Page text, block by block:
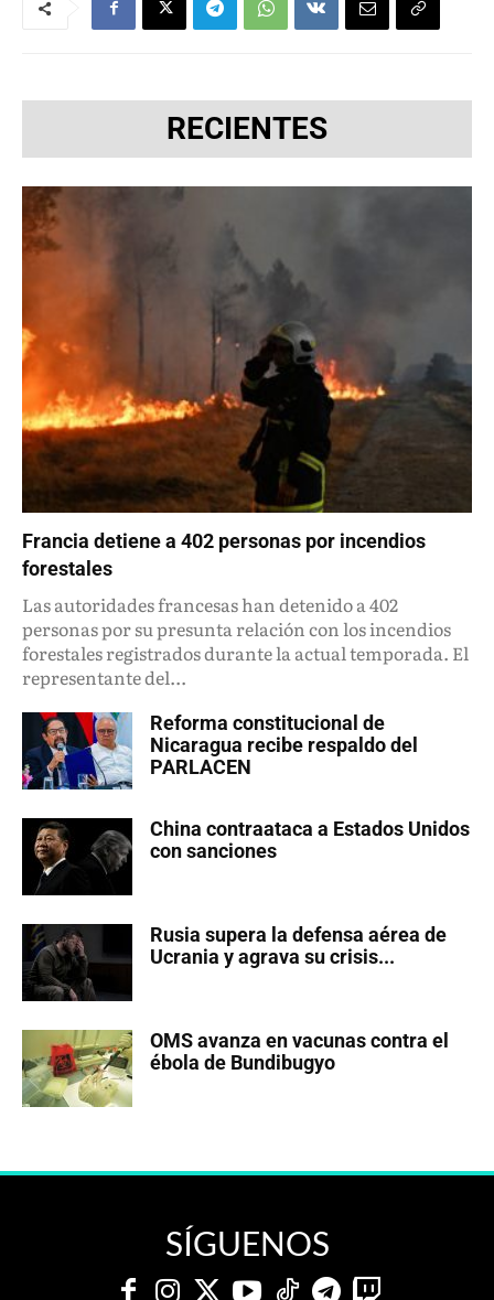
RECIENTES
Francia detiene a 402 personas por incendios
forestales
Las autoridades francesas han detenido a 402
personas por su presunta relación con los incendios
forestales registrados durante la actual temporada. El
representante del...
Reforma constitucional de
Nicaragua recibe respaldo del
PARLACEN
China contraataca a Estados Unidos
con sanciones
Rusia supera la defensa aérea de
Ucrania y agrava su crisis...
OMS avanza en vacunas contra el
ébola de Bundibugyo
SÍGUENOS